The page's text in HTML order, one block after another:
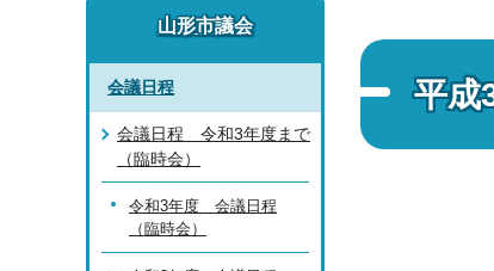
平成
山形市議会
会議日程
会議日程 令和3年度まで
（臨時会）
令和3年度 会議日程
（臨時会）